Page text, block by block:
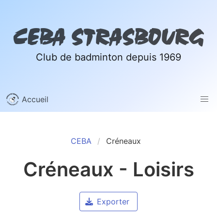
CEBA STRASBOURG
Club de badminton depuis 1969
Accueil
CEBA Créneaux
Créneaux - Loisirs
Exporter